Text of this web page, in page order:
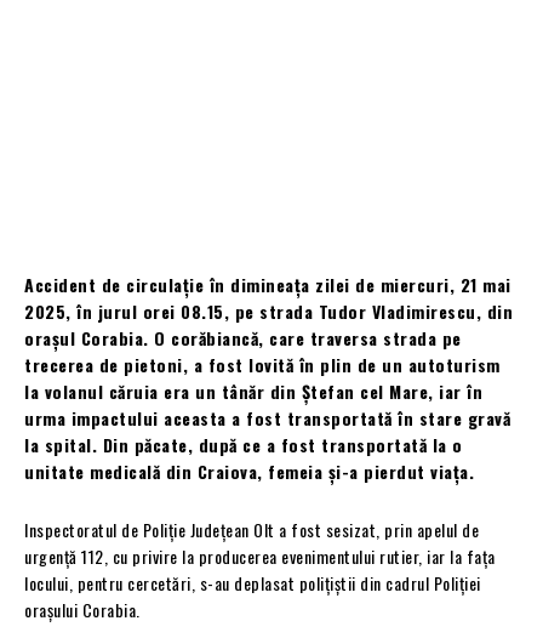
Accident de circulație în dimineața zilei de miercuri, 21 mai
2025, în jurul orei 08.15, pe strada Tudor Vladimirescu, din
orașul Corabia. O corăbiancă, care traversa strada pe
trecerea de pietoni, a fost lovită în plin de un autoturism
la volanul căruia era un tânăr din Ștefan cel Mare, iar în
urma impactului aceasta a fost transportată în stare gravă
la spital. Din păcate, după ce a fost transportată la o
unitate medicală din Craiova, femeia și-a pierdut viața.
Inspectoratul de Poliție Județean Olt a fost sesizat, prin apelul de
urgență 112, cu privire la producerea evenimentului rutier, iar la fața
locului, pentru cercetări, s-au deplasat polițiștii din cadrul Poliției
orașului Corabia.